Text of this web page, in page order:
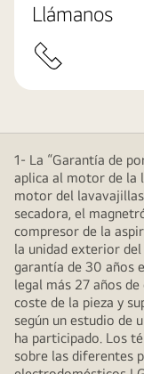
Llámanos
1- La “Garantía de
aplica al motor de la
motor del
secadora, el
compresor de la
la unidad exterior
garantía de 30 años
legal más 27 años
coste de la pieza y
según un estudio de
ha participado. Los
sobre las diferentes